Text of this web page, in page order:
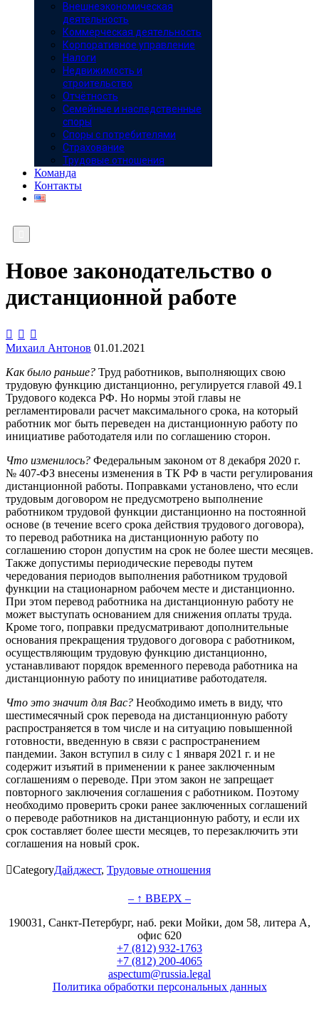
Внешнеэкономическая
деятельность
Коммерческая деятельность
Корпоративное управление
Налоги
Недвижимость и
строительство
Отчётность
Семейные и наследственные
споры
Споры с потребителями
Страхование
Трудовые отношения
Команда
Контакты
Новое законодательство о
дистанционной работе
 

Михаил Антонов 01.01.2021
Как было раньше? Труд работников, выполняющих свою
трудовую функцию дистанционно, регулируется главой 49.1
Трудового кодекса РФ. Но нормы этой главы не
регламентировали расчет максимального срока, на который
работник мог быть переведен на дистанционную работу по
инициативе работодателя или по соглашению сторон.
Что изменилось? Федеральным законом от 8 декабря 2020 г.
№ 407-ФЗ внесены изменения в ТК РФ в части регулирования
дистанционной работы. Поправками установлено, что если
трудовым договором не предусмотрено выполнение
работником трудовой функции дистанционно на постоянной
основе (в течение всего срока действия трудового договора),
то перевод работника на дистанционную работу по
соглашению сторон допустим на срок не более шести месяцев.
Также допустимы периодические переводы путем
чередования периодов выполнения работником трудовой
функции на стационарном рабочем месте и дистанционно.
При этом перевод работника на дистанционную работу не
может выступать основанием для снижения оплаты труда.
Кроме того, поправки предусматривают дополнительные
основания прекращения трудового договора с работником,
осуществляющим трудовую функцию дистанционно,
устанавливают порядок временного перевода работника на
дистанционную работу по инициативе работодателя.
Что это значит для Вас? Необходимо иметь в виду, что
шестимесячный срок перевода на дистанционную работу
распространяется в том числе и на ситуацию повышенной
готовности, введенную в связи с распространением
пандемии. Закон вступил в силу с 1 января 2021 г. и не
содержит изъятий в применении к ранее заключенным
соглашениям о переводе. При этом закон не запрещает
повторного заключения соглашения с работником. Поэтому
необходимо проверить сроки ранее заключенных соглашений
о переводе работников на дистанционную работу, и если их
срок составляет более шести месяцев, то перезаключить эти
соглашения на новый срок.
CategoryДайджест, Трудовые отношения
– ↑ ВВЕРХ –
190031, Санкт-Петербург, наб. реки Мойки, дом 58, литера А,
офис 620
+7 (812) 932-1763
+7 (812) 200-4065
aspectum@russia.legal
Политика обработки персональных данных